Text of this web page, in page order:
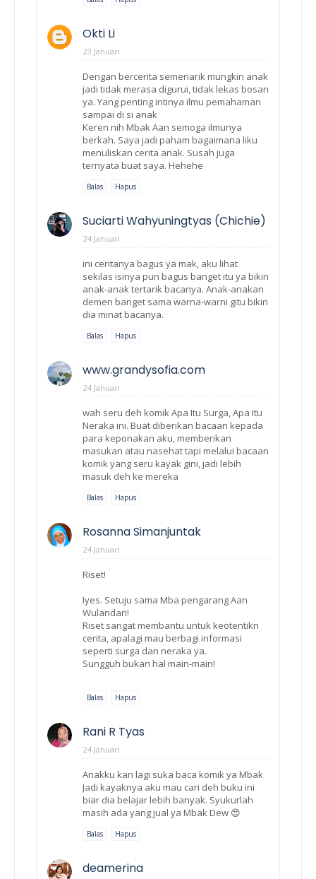
Okti Li
23 Januari
Dengan bercerita semenarik mungkin anak
jadi tidak merasa digurui, tidak lekas bosan
ya. Yang penting intinya ilmu pemahaman
sampai di si anak
Keren nih Mbak Aan semoga ilmunya
berkah. Saya jadi paham bagaimana liku
menuliskan cerita anak. Susah juga
ternyata buat saya. Hehehe
Balas Hapus
Suciarti Wahyuningtyas (Chichie)
24 Januari
ini ceritanya bagus ya mak, aku lihat
sekilas isinya pun bagus banget itu ya bikin
anak-anak tertarik bacanya. Anak-anakan
demen banget sama warna-warni gitu bikin
dia minat bacanya.
Balas Hapus
www.grandysofia.com
24 Januari
wah seru deh komik Apa Itu Surga, Apa Itu
Neraka ini. Buat diberikan bacaan kepada
para keponakan aku, memberikan
masukan atau nasehat tapi melalui bacaan
komik yang seru kayak gini, jadi lebih
masuk deh ke mereka
Balas Hapus
Rosanna Simanjuntak
24 Januari
Riset!
Iyes. Setuju sama Mba pengarang Aan
Wulandari!
Riset sangat membantu untuk keotentikn
cerita, apalagi mau berbagi informasi
seperti surga dan neraka ya.
Sungguh bukan hal main-main!
Balas Hapus
Rani R Tyas
24 Januari
Anakku kan lagi suka baca komik ya Mbak
Jadi kayaknya aku mau cari deh buku ini
biar dia belajar lebih banyak. Syukurlah
masih ada yang jual ya Mbak Dew 😍
Balas Hapus
deamerina